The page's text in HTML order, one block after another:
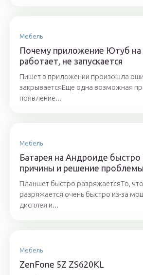
Мебель
Почему приложение Ютуб
работает, не запускается
Пишет в приложении произошла
закрываетсяЕще одна возможная
появление...
Мебель
Батарея на Андроиде быстро
причины и решение проблемы
Планшет быстро разряжаетсяТо,
разряжается очень быстро из-за
дисплея и...
Мебель
ZenFone 5Z ZS620KL